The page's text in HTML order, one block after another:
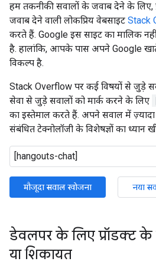
हम तकनीकी सवालों के जवाब देने के लिए,
जवाब देने वाली लोकप्रिय वेबसाइट Stack
करते हैं. Google इस साइट का मालिक
है. हालांकि, आपके पास अपने Google
विकल्प है.
Stack Overflow पर कई विषयों से जुड़े
सेवा से जुड़े सवालों को मार्क करने के लिए
का इस्तेमाल करते हैं. अपने सवाल में
संबंधित टेक्नोलॉजी के विशेषज्ञों का ध्यान
मौजूदा सवाल खोजना नया
डेवलपर के लिए प्रॉडक्ट के
या शिकायत